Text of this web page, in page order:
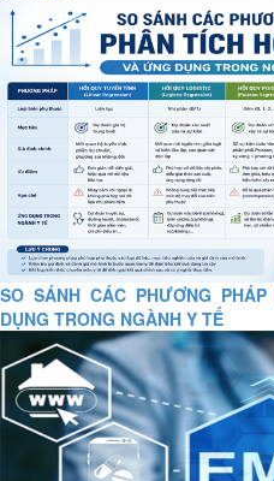
SO SÁNH CÁC PHƯƠNG
DỤNG TRONG NGÀNH Y TẾ